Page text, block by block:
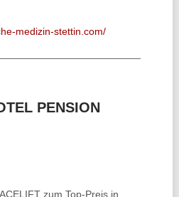
PENSION
zum Top-Preis in